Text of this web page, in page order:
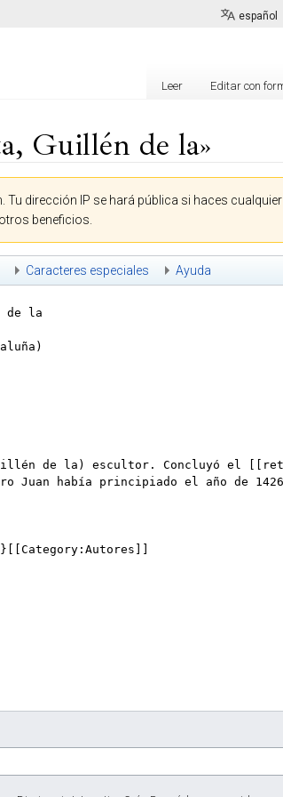
Guillén de la»
Tu dirección IP se hará pública si haces
beneficios.
Caracteres especiales Ayuda
español
Leer Editar con